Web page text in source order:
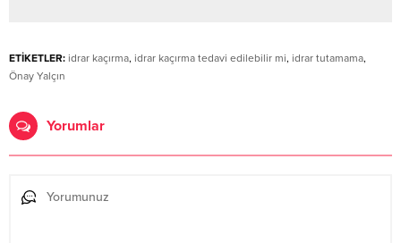
ETİKETLER: idrar kaçırma, idrar kaçırma tedavi edilebilir mi, idrar tutamama,
Önay Yalçın
Yorumlar